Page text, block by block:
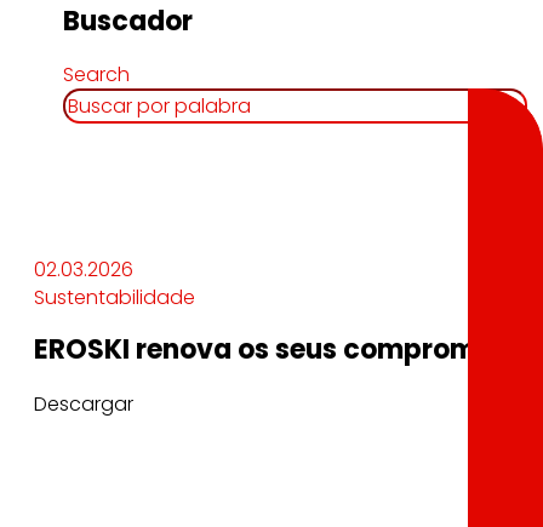
Buscador
Search
02.03.2026
Sustentabilidade
EROSKI renova os seus
Descargar